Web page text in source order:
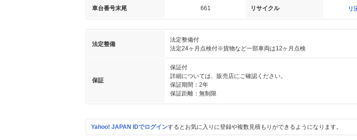
車台番号末尾 661 リサイクル リ
法定整備
法定整備付
法定24ヶ月点検付※貨物など一部車両は12ヶ月点検
保証
保証付
詳細については、販売店にご確認ください。
保証期間：2年
保証距離：無制限
Yahoo! JAPAN IDでログインするとお気に入りに登録や複数見積もりができるようになります。